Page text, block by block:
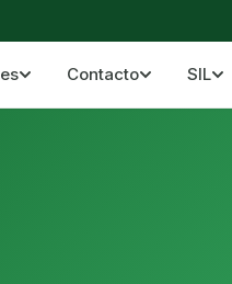
ecuatoriana
Contacto SIL